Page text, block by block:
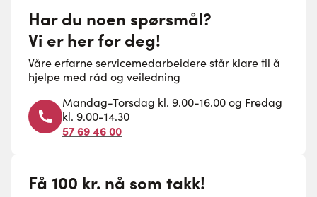
Har du noen spørsmål?
Vi er her for deg!
Våre erfarne servicemedarbeidere står klare til å
hjelpe med råd og veiledning
Mandag-Torsdag kl. 9.00-16.00 og Fredag
kl. 9.00-14.30
57 69 46 00
Få 100 kr. nå som takk!